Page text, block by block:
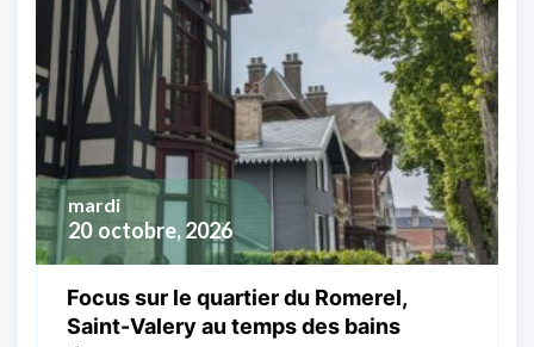
20 octobre, 2026
mardi
Focus sur le quartier du Romerel,
Saint-Valery au temps des bains